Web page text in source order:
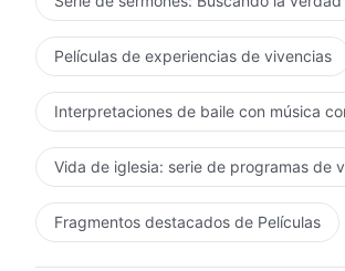
Películas de experiencias de vivencias
Interpretaciones de baile con música
Vida de iglesia: serie de programas de
Fragmentos destacados de Películas